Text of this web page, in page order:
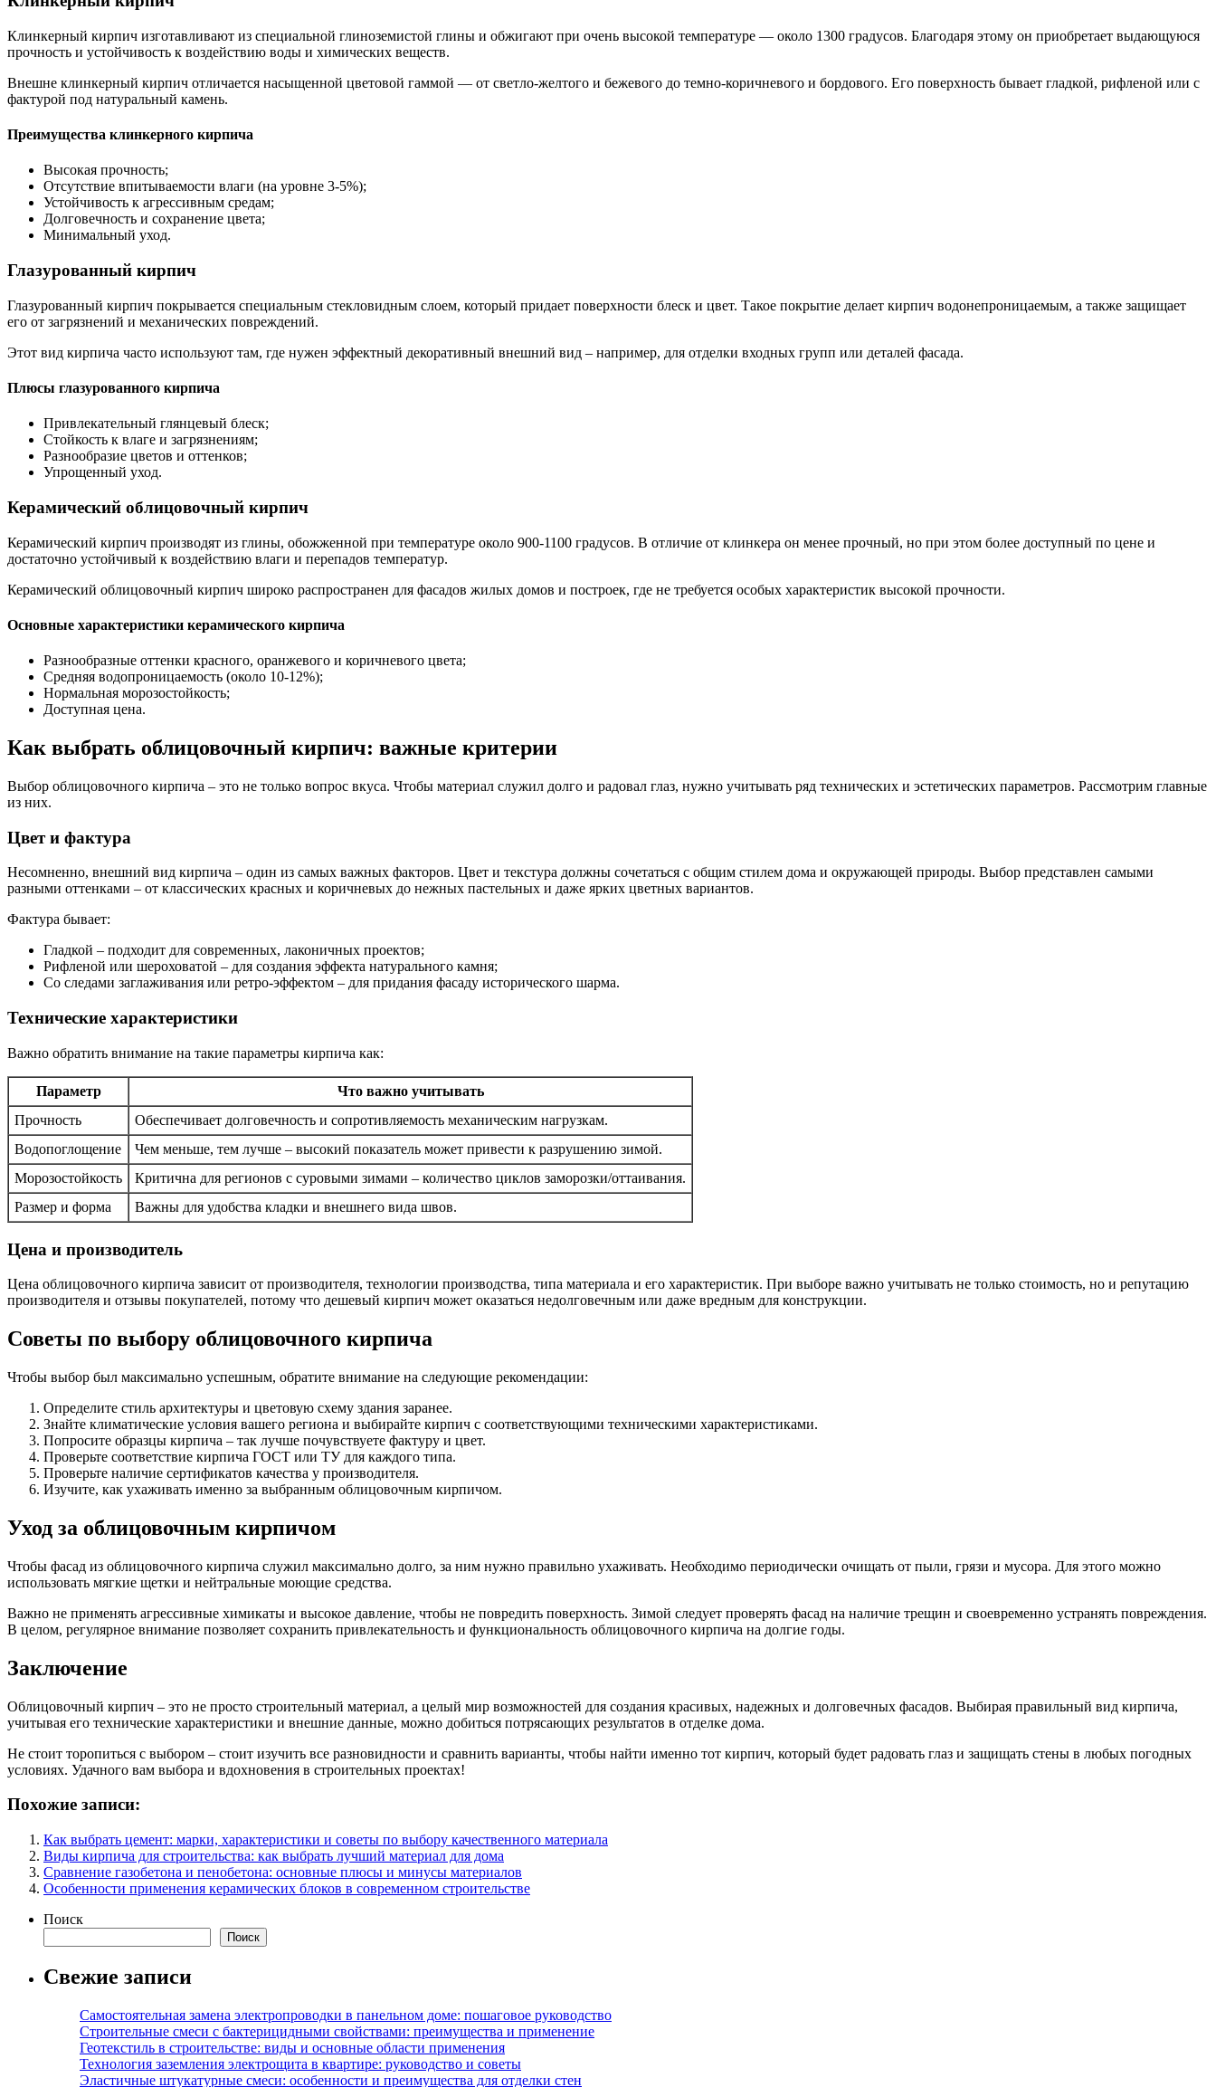
Клинкерный кирпич изготавливают из специальной глиноземистой глины и обжигают при очень высокой температуре — около 1300 градусов. Благодаря этому он приобретает выдающуюся
прочность и устойчивость к воздействию воды и химических веществ.
Внешне клинкерный кирпич отличается насыщенной цветовой гаммой — от светло-желтого и бежевого до темно-коричневого и бордового. Его поверхность бывает гладкой, рифленой или с
фактурой под натуральный камень.
Преимущества клинкерного кирпича
Высокая прочность;
Отсутствие впитываемости влаги (на уровне 3-5%);
Устойчивость к агрессивным средам;
Долговечность и сохранение цвета;
Минимальный уход.
Глазурованный кирпич
Глазурованный кирпич покрывается специальным стекловидным слоем, который придает поверхности блеск и цвет. Такое покрытие делает кирпич водонепроницаемым, а также защищает
его от загрязнений и механических повреждений.
Этот вид кирпича часто используют там, где нужен эффектный декоративный внешний вид – например, для отделки входных групп или деталей фасада.
Плюсы глазурованного кирпича
Привлекательный глянцевый блеск;
Стойкость к влаге и загрязнениям;
Разнообразие цветов и оттенков;
Упрощенный уход.
Керамический облицовочный кирпич
Керамический кирпич производят из глины, обожженной при температуре около 900-1100 градусов. В отличие от клинкера он менее прочный, но при этом более доступный по цене и
достаточно устойчивый к воздействию влаги и перепадов температур.
Керамический облицовочный кирпич широко распространен для фасадов жилых домов и построек, где не требуется особых характеристик высокой прочности.
Основные характеристики керамического кирпича
Разнообразные оттенки красного, оранжевого и коричневого цвета;
Средняя водопроницаемость (около 10-12%);
Нормальная морозостойкость;
Доступная цена.
Как выбрать облицовочный кирпич: важные критерии
Выбор облицовочного кирпича – это не только вопрос вкуса. Чтобы материал служил долго и радовал глаз, нужно учитывать ряд технических и эстетических параметров. Рассмотрим главные
из них.
Цвет и фактура
Несомненно, внешний вид кирпича – один из самых важных факторов. Цвет и текстура должны сочетаться с общим стилем дома и окружающей природы. Выбор представлен самыми
разными оттенками – от классических красных и коричневых до нежных пастельных и даже ярких цветных вариантов.
Фактура бывает:
Гладкой – подходит для современных, лаконичных проектов;
Рифленой или шероховатой – для создания эффекта натурального камня;
Со следами заглаживания или ретро-эффектом – для придания фасаду исторического шарма.
Технические характеристики
Важно обратить внимание на такие параметры кирпича как:
Параметр
Что важно учитывать
Прочность
Обеспечивает долговечность и сопротивляемость механическим нагрузкам.
Водопоглощение
Чем меньше, тем лучше – высокий показатель может привести к разрушению зимой.
Морозостойкость
Критична для регионов с суровыми зимами – количество циклов заморозки/оттаивания.
Размер и форма
Важны для удобства кладки и внешнего вида швов.
Цена и производитель
Цена облицовочного кирпича зависит от производителя, технологии производства, типа материала и его характеристик. При выборе важно учитывать не только стоимость, но и репутацию
производителя и отзывы покупателей, потому что дешевый кирпич может оказаться недолговечным или даже вредным для конструкции.
Советы по выбору облицовочного кирпича
Чтобы выбор был максимально успешным, обратите внимание на следующие рекомендации:
Определите стиль архитектуры и цветовую схему здания заранее.
Знайте климатические условия вашего региона и выбирайте кирпич с соответствующими техническими характеристиками.
Попросите образцы кирпича – так лучше почувствуете фактуру и цвет.
Проверьте соответствие кирпича ГОСТ или ТУ для каждого типа.
Проверьте наличие сертификатов качества у производителя.
Изучите, как ухаживать именно за выбранным облицовочным кирпичом.
Уход за облицовочным кирпичом
Чтобы фасад из облицовочного кирпича служил максимально долго, за ним нужно правильно ухаживать. Необходимо периодически очищать от пыли, грязи и мусора. Для этого можно
использовать мягкие щетки и нейтральные моющие средства.
Важно не применять агрессивные химикаты и высокое давление, чтобы не повредить поверхность. Зимой следует проверять фасад на наличие трещин и своевременно устранять повреждения.
В целом, регулярное внимание позволяет сохранить привлекательность и функциональность облицовочного кирпича на долгие годы.
Заключение
Облицовочный кирпич – это не просто строительный материал, а целый мир возможностей для создания красивых, надежных и долговечных фасадов. Выбирая правильный вид кирпича,
учитывая его технические характеристики и внешние данные, можно добиться потрясающих результатов в отделке дома.
Не стоит торопиться с выбором – стоит изучить все разновидности и сравнить варианты, чтобы найти именно тот кирпич, который будет радовать глаз и защищать стены в любых погодных
условиях. Удачного вам выбора и вдохновения в строительных проектах!
Похожие записи:
Как выбрать цемент: марки, характеристики и советы по выбору качественного материала
Виды кирпича для строительства: как выбрать лучший материал для дома
Сравнение газобетона и пенобетона: основные плюсы и минусы материалов
Особенности применения керамических блоков в современном строительстве
Поиск
Поиск
Свежие записи
Самостоятельная замена электропроводки в панельном доме: пошаговое руководство
Строительные смеси с бактерицидными свойствами: преимущества и применение
Геотекстиль в строительстве: виды и основные области применения
Технология заземления электрощита в квартире: руководство и советы
Эластичные штукатурные смеси: особенности и преимущества для отделки стен